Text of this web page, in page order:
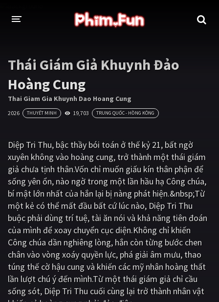
THỂ LOẠI
Thần thoại - Cổ trang
Tâm lý Chiến tranh
Võ thuật - Kiếm hiệp Nhạc kịch
Phiêu lưu Hài hước
Viễn tưởng Khoa học - Tài liệu
Hoạt hình Thể thao
Tình cảm - Lãng mạn Kỳ ảo
Giật gân Gia đình
Bí ẩn Lịch sử
Viễn Tây Tiểu sử
GameShow DramaTV
Thái Giám Giả Khuynh Đảo
Hoàng Cung
Thai Giam Gia Khuynh Dao Hoang Cung
2026 THUYẾT MINH 19,703 TRUNG QUỐC - HỒNG KÔNG
Diệp Tri Thu, bậc thầy bói toán ở thế kỷ 21, bất ngờ
xuyên không vào hoàng cung, trở thành một thái giám
giả chưa tịnh thân.Vốn chỉ muốn giấu kín thân phận để
sống yên ổn, nào ngờ trong một lần hầu hạ Công chúa,
bí mật lớn nhất của hắn lại bị nàng phát hiện.&nbsp;Từ
một kẻ có thể mất đầu bất cứ lúc nào, Diệp Tri Thu
buộc phải dùng trí tuệ, tài ăn nói và khả năng tiên đoán
của mình để xoay chuyển cục diện.Không chỉ khiến
Công chúa dần nghiêng lòng, hắn còn từng bước chen
chân vào vòng xoáy quyền lực, phá giải âm mưu, thao
túng thế cờ hậu cung và khiến các mỹ nhân hoàng thất
lần lượt chú ý đến mình.Từ một thái giám giả chỉ cầu
sống sót, Diệp Tri Thu cuối cùng lại trở thành nhân vật